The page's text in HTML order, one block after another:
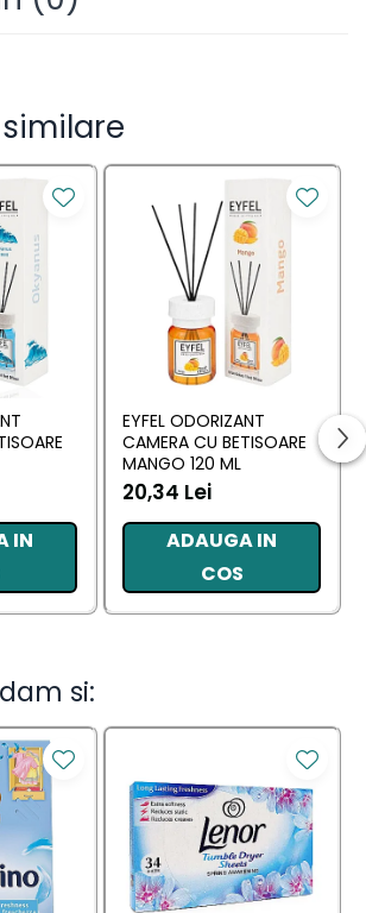
IN
EYFEL ODORIZANT
CAMERA CU BETISOARE
MANGO 120 ML
20,34 Lei
ADAUGA IN
COS
si: